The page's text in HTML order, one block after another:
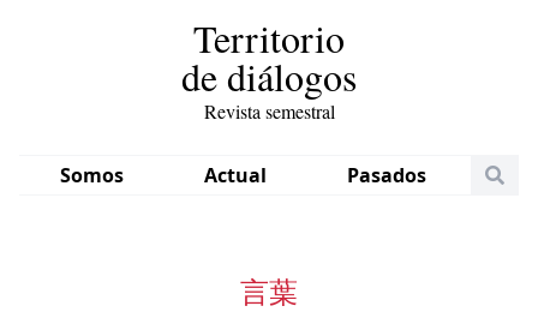
Territorio
de diálogos
Revista semestral
Somos Actual Pasados
言葉